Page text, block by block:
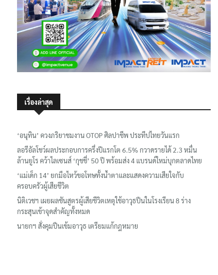
เรื่องล่าสุด
‘อนุทิน’ ควงภริยาชมงาน OTOP ศิลปาชีพ ประทีปไทยวันแรก
ลอรีอัลโชว์ผลประกอบการครึ่งปีแรกโต 6.5% กวาดรายได้ 2.3 หมื่น
ล้านยูโร คว้าไลเซนส์ ‘กุชชี่’ 50 ปี พร้อมส่ง 4 แบรนด์ใหม่บุกตลาดไทย
‘แม่เด็ก 14’ ยกมือไหว้ขอโทษทั้งน้ำตาและแสดงความเสียใจกับ
ครอบครัวผู้เสียชีวิต
นิติเวชฯ เผยผลชันสูตรผู้เสียชีวิตเหตุใช้อาวุธปืนในโรงเรียน 8 ร่าง
กระสุนเข้าจุดสำคัญทั้งหมด
นายกฯ สั่งคุมปืนเข้มอาวุธ เตรียมแก้กฎหมาย